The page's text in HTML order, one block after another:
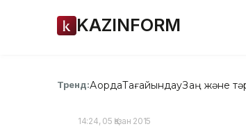
KAZINFORM
Тренд:АқордаТағайындауЗаң және
14:24, 05 Қазан 2015